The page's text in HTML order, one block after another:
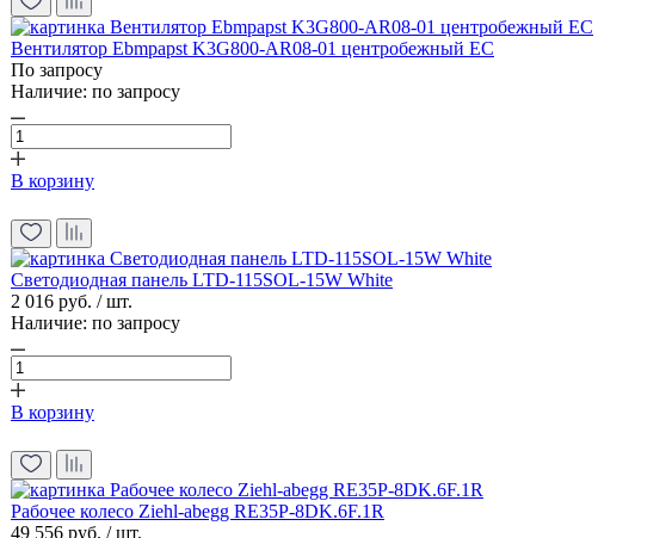
Вентилятор Ebmpapst K3G800-AR08-01 центробежный EC
По запросу
Наличие: по запросу
В корзину
Светодиодная панель LTD-115SOL-15W White
2 016 руб. / шт.
Наличие: по запросу
В корзину
Рабочее колесо Ziehl-abegg RE35P-8DK.6F.1R
49 556 руб. / шт.